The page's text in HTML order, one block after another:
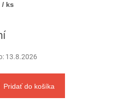
/ ks
13.8.2026
Pridať do košíka